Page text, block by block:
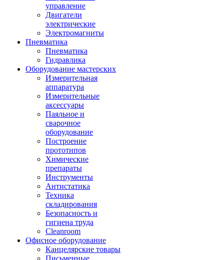
управление
Двигатели
электрические
Электромагниты
Пневматика
Пневматика
Гидравлика
Оборудование мастерских
Измерительная
аппаратура
Измерительные
аксессуары
Паяльное и
сварочное
оборудование
Построение
прототипов
Химические
препараты
Инструменты
Aнтистатика
Техника
складирования
Безопасность и
гигиена труда
Cleanroom
Офисное оборудование
Канцелярские товары
Письменные